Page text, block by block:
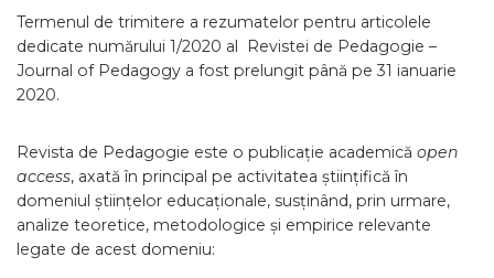
Termenul de trimitere a rezumatelor pentru articolele
dedicate numărului 1/2020 al Revistei de Pedagogie –
Journal of Pedagogy a fost prelungit până pe 31 ianuarie
2020.
Revista de Pedagogie este o publicație academică open
access, axată în principal pe activitatea științifică în
domeniul științelor educaționale, susținând, prin urmare,
analize teoretice, metodologice și empirice relevante
legate de acest domeniu: